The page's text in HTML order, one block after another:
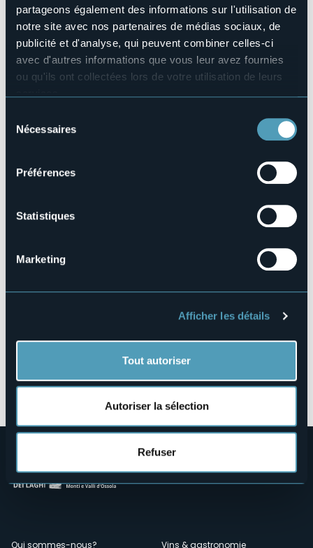
partageons également des informations sur l'utilisation de
notre site avec nos partenaires de médias sociaux, de
publicité et d'analyse, qui peuvent combiner celles-ci
avec d'autres informations que vous leur avez fournies
ou qu'ils ont collectées lors de votre utilisation de leurs
manière de les gérer et de les supprimer,
cliquez ici
Nécessaires
Préférences
Statistiques
Marketing
Afficher les détails
Tout autoriser
Autoriser la sélection
Refuser
E-mail
info@albergoedelweiss.net
Site Internet
http://www.albergoedelweiss.net
+39 0324 63033
Codice CIR
103031-ALB-00002
Fraz. Ponte, 81
Ouvrir la carte
Qui sommes-nous? Vins & gastronomie